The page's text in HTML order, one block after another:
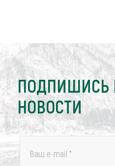
ПОДПИШИСЬ
НОВОСТИ
Ваш e-mail *